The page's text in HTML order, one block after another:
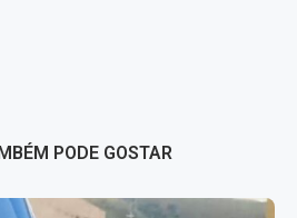
PODE GOSTAR